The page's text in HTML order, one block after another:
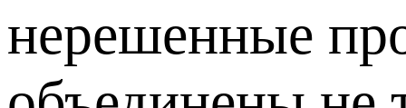
нерешенные